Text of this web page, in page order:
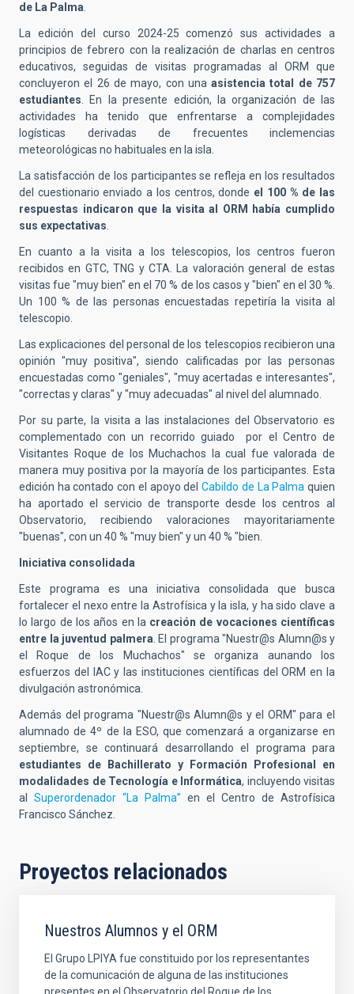
de La Palma.
La edición del curso 2024-25 comenzó sus actividades a
principios de febrero con la realización de charlas en centros
educativos, seguidas de visitas programadas al ORM que
concluyeron el 26 de mayo, con unaasistencia total de 757
estudiantes. En la presente edición, la organización de las
actividades ha tenido que enfrentarse a complejidades
logísticas derivadas de frecuentes inclemencias
meteorológicas no habituales en la isla.
La satisfacción de los participantes se refleja en los resultados
del cuestionario enviado a los centros, donde el 100 % de las
respuestas indicaron que la visita al ORM había cumplido
sus expectativas.
En cuanto a la visita a los telescopios, los centros fueron
recibidos en GTC, TNG y CTA. La valoración general de estas
visitas fue "muy bien" en el 70 % de los casos y "bien" en el 30 %.
Un 100 % de las personas encuestadas repetiría la visita al
telescopio.
Las explicaciones del personal de los telescopios recibieron una
opinión "muy positiva", siendo calificadas por las personas
encuestadas como "geniales", "muy acertadas e interesantes",
"correctas y claras" y "muy adecuadas" al nivel del alumnado.
Por su parte, la visita a las instalaciones del Observatorio es
complementado con un recorrido guiado
por el Centro de
Visitantes Roque de los Muchachos la cual fue valorada de
manera muy positiva por la mayoría de los participantes. Esta
edición ha contado con el apoyo delCabildo de La Palma quien
ha aportado el servicio de transporte desde los centros al
Observatorio, recibiendo valoraciones mayoritariamente
"buenas", con un 40 % "muy bien" y un 40 % "bien.
Iniciativa consolidada
Este programa es una iniciativa consolidada que busca
fortalecer el nexo entre la Astrofísica y la isla, y ha sido clave a
lo largo de los años en la creación de vocaciones científicas
entre la juventud palmera. El programa "Nuestr@s Alumn@s y
el Roque de los Muchachos" se organiza aunando los
esfuerzos del IAC y las instituciones científicas del ORM en la
divulgación astronómica.
Además del programa "Nuestr@s Alumn@s y el ORM" para el
alumnado de 4º de la ESO, que comenzará a organizarse en
septiembre, se continuará desarrollando el programa para
estudiantes de Bachillerato y Formación Profesional en
modalidades de Tecnología e Informática, incluyendo visitas
al Superordenador “La Palma” en el Centro de Astrofísica
Francisco Sánchez.
Proyectos relacionados
Nuestros Alumnos y el ORM
El Grupo LPIYA fue constituido por los representantes
de la comunicación de alguna de las instituciones